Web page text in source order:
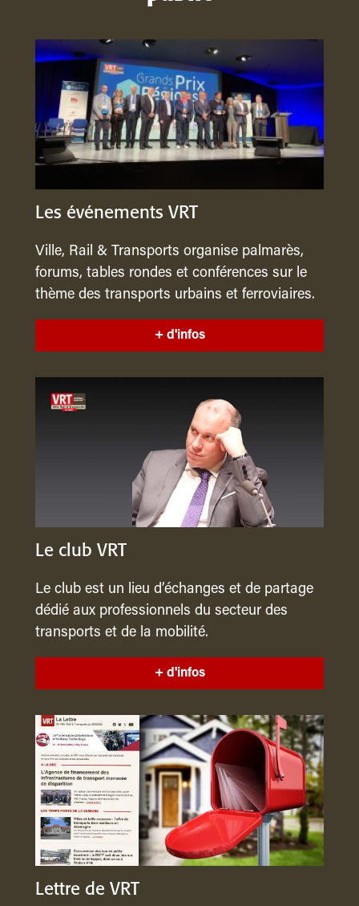
Les événements VRT
Ville, Rail & Transports organise palmarès,
forums, tables rondes et conférences sur le
thème des transports urbains et ferroviaires.
+ d'infos
Le club VRT
Le club est un lieu d’échanges et de partage
dédié aux professionnels du secteur des
transports et de la mobilité.
+ d'infos
Lettre de VRT